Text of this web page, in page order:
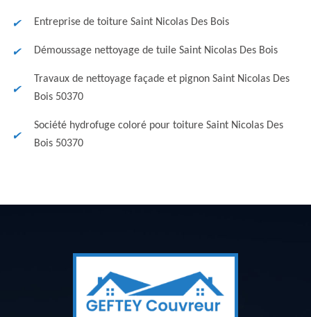
Entreprise de toiture Saint Nicolas Des Bois
Démoussage nettoyage de tuile Saint Nicolas Des Bois
Travaux de nettoyage façade et pignon Saint Nicolas Des
Bois 50370
Société hydrofuge coloré pour toiture Saint Nicolas Des
Bois 50370